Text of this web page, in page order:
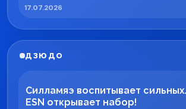
17.07.2026
ДЗЮДО
Силламяэ воспитывает
ESN открывает набор!